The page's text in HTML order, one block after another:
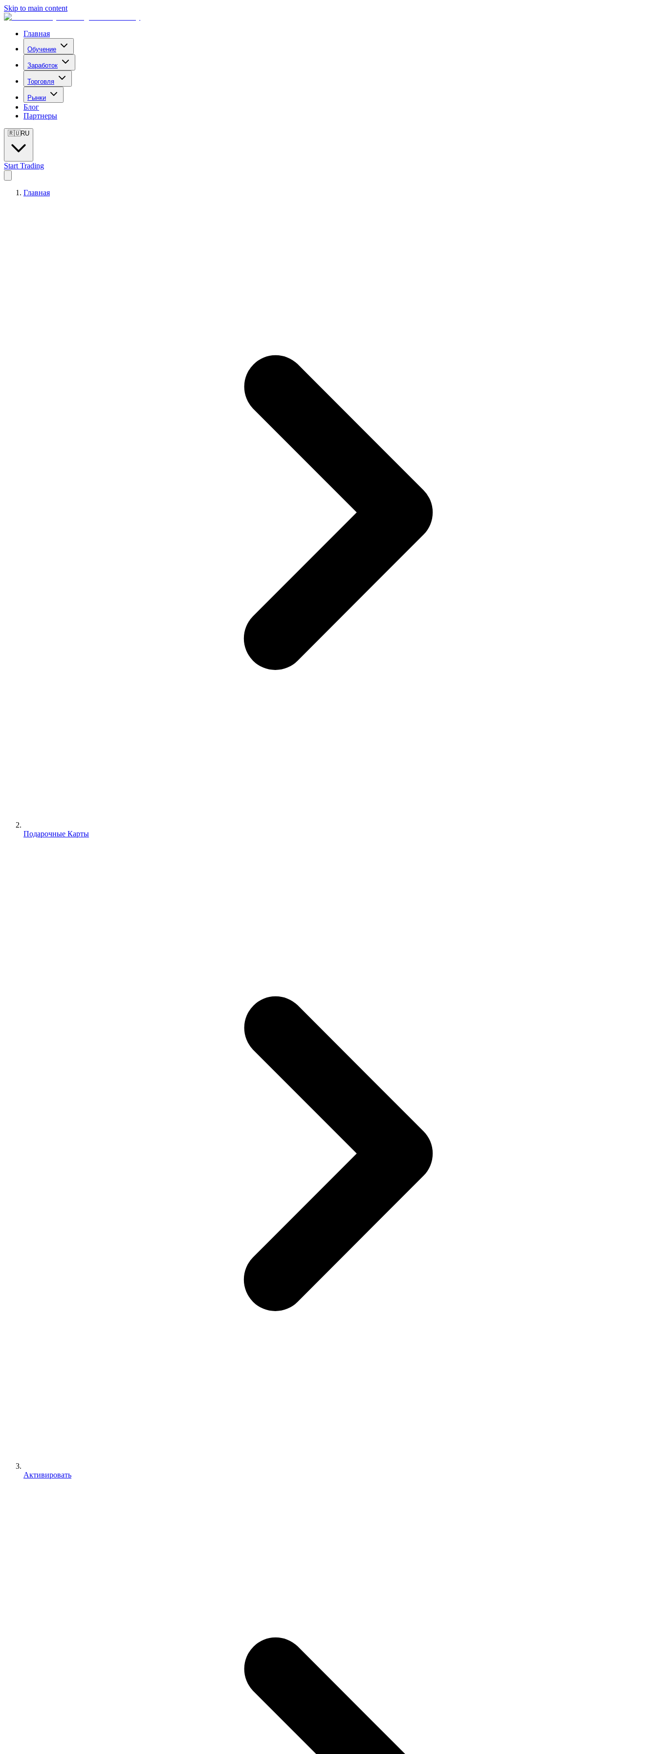
Skip to main content
Главная
Обучение
Заработок
Торговля
Рынки
Блог
Партнеры
🇷🇺RU
Start Trading
Главная
Подарочные Карты
Активировать